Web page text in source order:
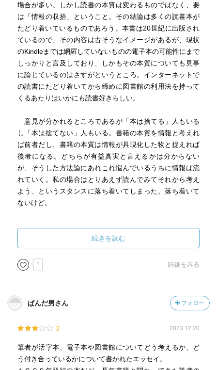
場合が多い。しかし読書の本質は変わるものではなく、要
は「情報の収拾」ということ。その結論は多くの読書本が
たどり着いているものであろう。本書は20世紀に出版され
ているので、その内容は古そうなイメージがあるが、現状
のKindleまでは網羅していないものの電子本の可能性にまで
しっかりと言及しており、しかもその本質についても見事
に論じているのはさすがというところ。インターネットで
の読書にたどり着いてから締めに図書館の利用法を持って
くるあたりはいかにも読書好きらしい。
意見が分かれるところであるが「本は捨てる」人もいる
し「本は捨てない」人もいる。書籍の本質を情報と考えれ
ば前者だし、書籍の本質は情報が具現化した物と捉えれば
後者になる。どちらが有益真実と言えるかは分からない
が、そうした方法論にあれこれ悩んでいるうちに情報は流
れていく。私の場合はとりあえず読んでみてそれから考え
よう、というスタンスに落ち着いてしまった。落ち着いて
ないけど。
想像する。情報収集として図書館はもっとも経済的なもの
ではあるが、その便宜性ではインターネットに劣る。そこ
で本書で提案しているのは、図書館は従来のように「〜を
調べる」ということではなく、ぶらりと入って目に入った
本があればAmazonnで検索して注文し、町の本屋へはぶら
りと入って立ち読みして偶然出会った本を見つけて買って
情報と食は人間が生きていくのに不可欠なもの。着るも
のや住むところがなくても「絶対に生きていけない」とい
うわけではない。水分や栄養がなければ「生物として生き
続きを読む
1 詳細をみる
ぱんだ男さん フォロー
3 2023.12.20
筆者が活字本、電子本や図書館についてどう考えるか、ど
う付き合っているかについて書かれたエッセイ。